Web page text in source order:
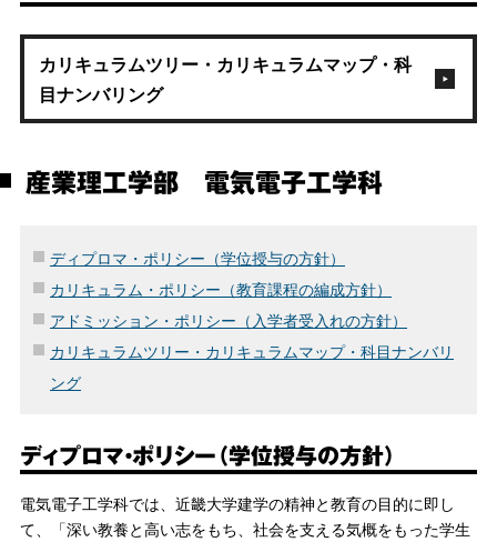
カリキュラムツリー・カリキュラムマップ・科
目ナンバリング
産業理工学部 電気電子工学科
ディプロマ・ポリシー（学位授与の方針）
カリキュラム・ポリシー（教育課程の編成方針）
アドミッション・ポリシー（入学者受入れの方針）
カリキュラムツリー・カリキュラムマップ・科目ナンバリ
ング
ディプロマ・ポリシー（学位授与の方針）
電気電子工学科では、近畿大学建学の精神と教育の目的に即し
て、「深い教養と高い志をもち、社会を支える気概をもった学生